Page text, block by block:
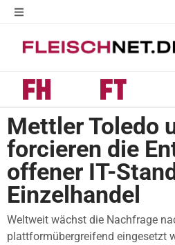
Mettler Toledo
forcieren die
offener IT-
Einzelhandel
Weltweit wächst die Nachfrage
plattformübergreifend eingesetzt